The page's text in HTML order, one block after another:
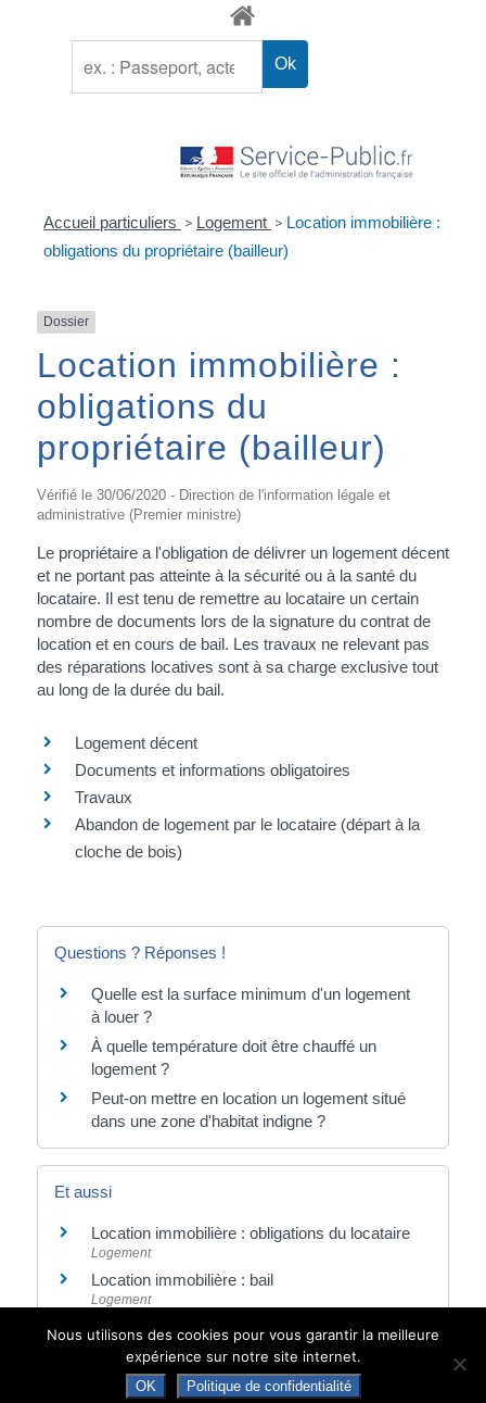
Accueil particuliers > Logement > Location immobilière :
obligations du propriétaire (bailleur)
Dossier
Location immobilière :
obligations du
propriétaire (bailleur)
Vérifié le 30/06/2020 - Direction de l'information légale et
administrative (Premier ministre)
Le propriétaire a l'obligation de délivrer un logement décent
et ne portant pas atteinte à la sécurité ou à la santé du
locataire. Il est tenu de remettre au locataire un certain
nombre de documents lors de la signature du contrat de
location et en cours de bail. Les travaux ne relevant pas
des réparations locatives sont à sa charge exclusive tout
au long de la durée du bail.
Logement décent
Documents et informations obligatoires
Travaux
Abandon de logement par le locataire (départ à la
cloche de bois)
Questions ? Réponses !
Quelle est la surface minimum d'un logement
à louer ?
À quelle température doit être chauffé un
logement ?
Peut-on mettre en location un logement situé
dans une zone d'habitat indigne ?
Et aussi
Location immobilière : obligations du locataire
Logement
Location immobilière : bail
Logement
Location immobilière : fin du bail
Discrimination à la location
Justice
Nous utilisons des cookies pour vous garantir la meilleure
expérience sur notre site internet.
OK Politique de confidentialité